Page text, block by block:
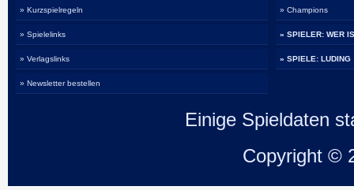
» Kurzspielregeln
» Spielelinks
» Verlagslinks
» Newsletter bestellen
» Champions
» SPIELER: WER
» SPIELE: LUDING
Einige Spieldaten
Copyright ©